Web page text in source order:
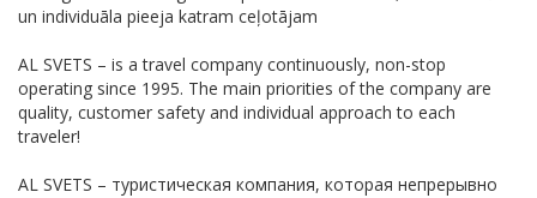
un individuāla pieeja katram ceļotājam
AL SVETS – is a travel company continuously, non-stop
operating since 1995. The main priorities of the company are
quality, customer safety and individual approach to each
traveler!
AL SVETS – туристическая компания, которая непрерывно